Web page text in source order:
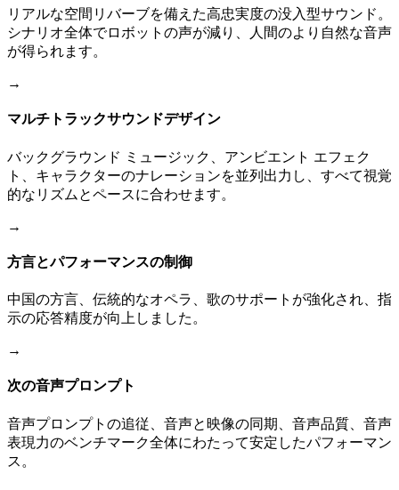
リアルな空間リバーブを備えた高忠実度の没入型サウンド。
シナリオ全体でロボットの声が減り、人間のより自然な音声
が得られます。
→
マルチトラックサウンドデザイン
バックグラウンド ミュージック、アンビエント エフェク
ト、キャラクターのナレーションを並列出力し、すべて視覚
的なリズムとペースに合わせます。
→
方言とパフォーマンスの制御
中国の方言、伝統的なオペラ、歌のサポートが強化され、指
示の応答精度が向上しました。
→
次の音声プロンプト
音声プロンプトの追従、音声と映像の同期、音声品質、音声
表現力のベンチマーク全体にわたって安定したパフォーマン
ス。